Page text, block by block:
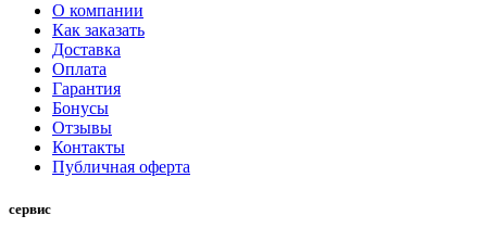
О компании
Как заказать
Доставка
Оплата
Гарантия
Бонусы
Отзывы
Контакты
Публичная оферта
сервис